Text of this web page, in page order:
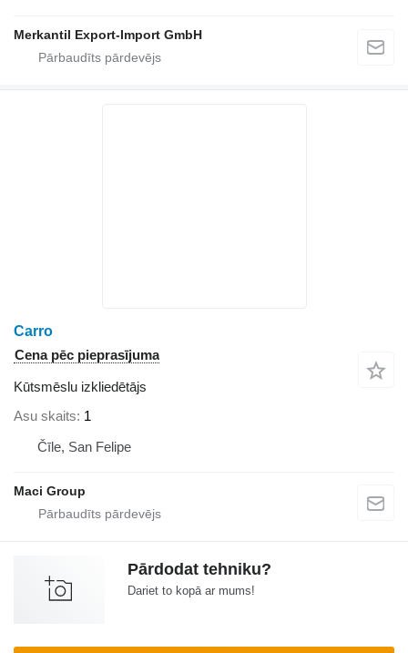
Merkantil Export-Import GmbH
Carro
Cena pēc pieprasījuma
Kūtsmēslu izkliedētājs
Asu skaits 1
Čīle, San Felipe
Maci Group
Pārdodat tehniku?
Dariet to kopā ar mums!